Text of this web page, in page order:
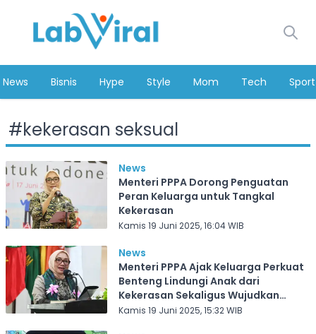
News Bisnis Hype Style Mom Tech Sport
#kekerasan seksual
News
Menteri PPPA Dorong Penguatan
Peran Keluarga untuk Tangkal
Kekerasan
Kamis 19 Juni 2025, 16:04 WIB
News
Menteri PPPA Ajak Keluarga Perkuat
Benteng Lindungi Anak dari
Kekerasan Sekaligus Wujudkan
Indonesia Emas 2045
Kamis 19 Juni 2025, 15:32 WIB